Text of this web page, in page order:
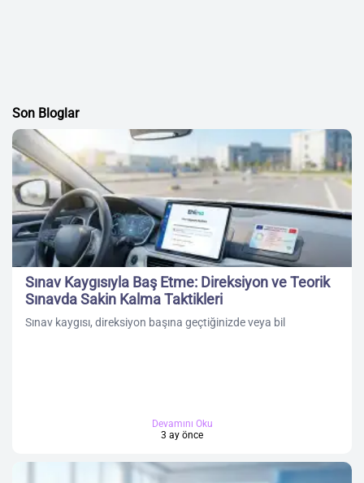
Son Bloglar
Sınav Kaygısıyla Baş Etme: Direksiyon ve Teorik
Sınavda Sakin Kalma Taktikleri
Sınav kaygısı, direksiyon başına geçtiğinizde veya bil
Devamını Oku
3 ay önce